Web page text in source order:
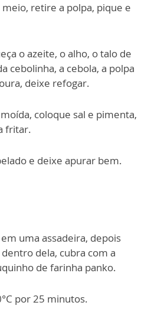
retire a polpa, pique e
o azeite, o alho, o talo de
cebolinha, a cebola, a polpa
deixe refogar.
coloque sal e pimenta,
fritar.
e deixe apurar bem.
uma assadeira, depois
dela, cubra com a
de farinha panko.
por 25 minutos.